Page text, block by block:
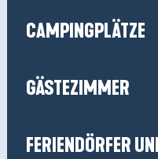
CAMPINGPLÄTZE
GÄSTEZIMMER
FERIENDÖRFER